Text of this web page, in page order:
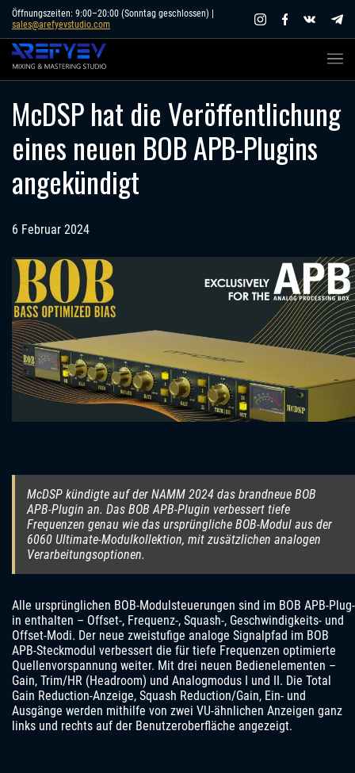
Skip
content
Öffnungszeiten: 9:00–20:00 (Sonntag geschlossen) |
sales@arefyevstudio.com
McDSP hat die Veröffentlichung
eines neuen BOB APB-Plugins
angekündigt
6 Februar 2024
McDSP kündigte auf der NAMM 2024 das brandneue BOB
APB-Plugin an. Das BOB APB-Plugin verbessert tiefe
Frequenzen genau wie das ursprüngliche BOB-Modul aus der
6060 Ultimate-Modulkollektion, mit zusätzlichen analogen
Verarbeitungsoptionen.
Alle ursprünglichen BOB-Modulsteuerungen sind im BOB APB-Plug-
in enthalten – Offset-, Frequenz-, Squash-, Geschwindigkeits- und
Offset-Modi. Der neue zweistufige analoge Signalpfad im BOB
APB-Steckmodul verbessert die für tiefe Frequenzen optimierte
Quellenvorspannung weiter. Mit drei neuen Bedienelementen –
Gain, Trim/HR (Headroom) und Analogmodus I und II. Die Total
Gain Reduction-Anzeige, Squash Reduction/Gain, Ein- und
Ausgänge werden mithilfe von zwei VU-ähnlichen Anzeigen ganz
links und rechts auf der Benutzeroberfläche angezeigt.